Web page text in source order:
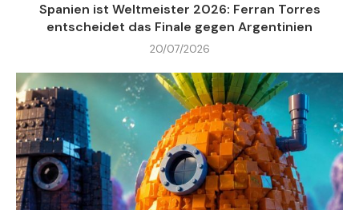
Spanien ist Weltmeister 2026: Ferran Torres
entscheidet das Finale gegen Argentinien
20/07/2026